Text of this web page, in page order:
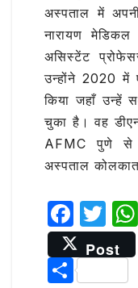
अस्पताल में
नारायण
असिस्टेंट
उन्होंने 2020 में
किया जहाँ उन्हें
चुका है। वह
AFMC पुणे से
अस्पताल
F
a
c
T
w
it
Post
S